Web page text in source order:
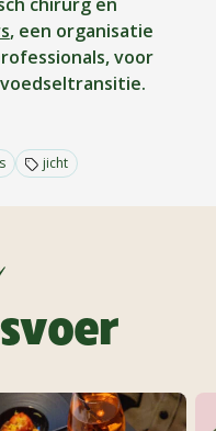
, een organisatie
voor
jicht